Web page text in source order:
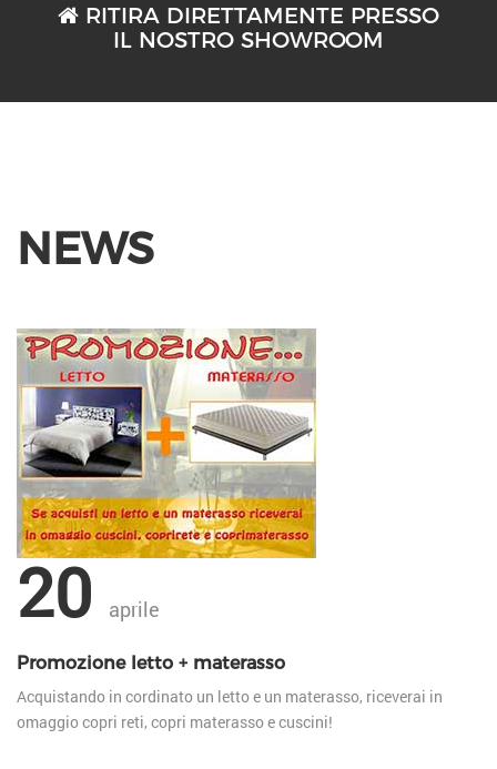
RITIRA DIRETTAMENTE PRESSO
IL NOSTRO SHOWROOM
NEWS
20 aprile
Promozione letto + materasso
Acquistando in cordinato un letto e un materasso, riceverai in
omaggio copri reti, copri materasso e cuscini!